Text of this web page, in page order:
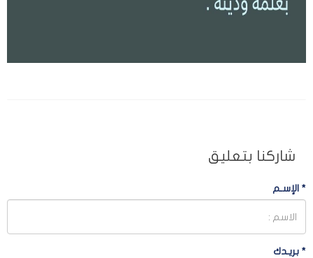
شاركنا بتعليق
* الإسـم
* بريـدك